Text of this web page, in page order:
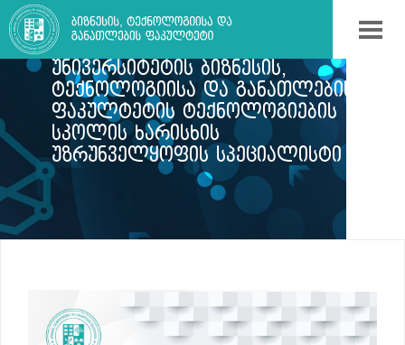
ᲘᲚᲘᲐᲡ ᲡᲐᲮᲔᲚᲛᲬᲘᲤᲝ
ᲣᲜᲘᲕᲔᲠᲡᲘᲢᲔᲢᲘᲡ ᲑᲘᲖᲜᲔᲡᲘᲡ,
ᲢᲔᲥᲜᲝᲚᲝᲒᲘᲘᲡᲐ ᲓᲐ ᲒᲐᲜᲐᲗᲚᲔᲑᲘᲡ
ᲤᲐᲙᲣᲚᲢᲔᲢᲘᲡ ᲢᲔᲥᲜᲝᲚᲝᲒᲘᲔᲑᲘᲡ
ᲡᲙᲝᲚᲘᲡ ᲮᲐᲠᲘᲡᲮᲘᲡ
ᲣᲖᲠᲣᲜᲕᲔᲚᲧᲝᲤᲘᲡ ᲡᲞᲔᲪᲘᲐᲚᲘᲡᲢᲘ